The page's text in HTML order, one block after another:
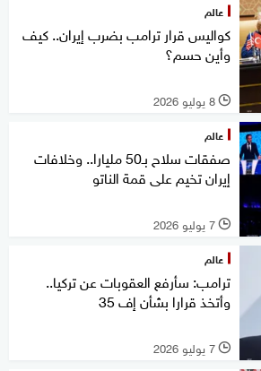
عالم
كواليس قرار ترامب بضرب إيران.. كيف
وأين حسم؟
l 8 يوليو 2026
عالم
صفقات سلاح بـ50 مليارا.. وخلافات
إيران تخيم على قمة الناتو
l 7 يوليو 2026
عالم
ترامب: سأرفع العقوبات عن تركيا..
وأتخذ قرارا بشأن إف 35
l 7 يوليو 2026